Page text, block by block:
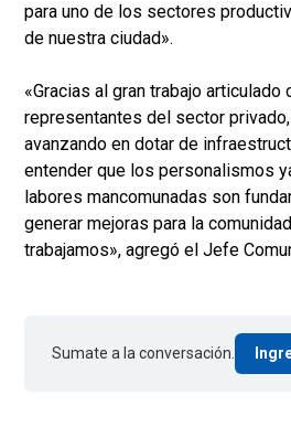
para uno de los sectores
de nuestra ciudad».
«Gracias al gran trabajo
representantes del sector
avanzando en dotar de
entender que los personalismos
labores mancomunadas son
generar mejoras para la
trabajamos», agregó el Jefe
Sumate a la conversación.